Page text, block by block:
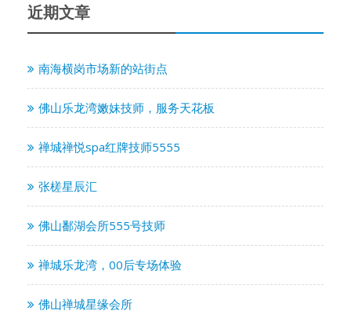
近期文章
南海横岗市场新的站街点
佛山乐龙湾嫩妹技师，服务天花板
禅城禅悦spa红牌技师5555
张槎星辰汇
佛山鄱湖会所555号技师
禅城乐龙湾，00后专场体验
佛山禅城星缘会所